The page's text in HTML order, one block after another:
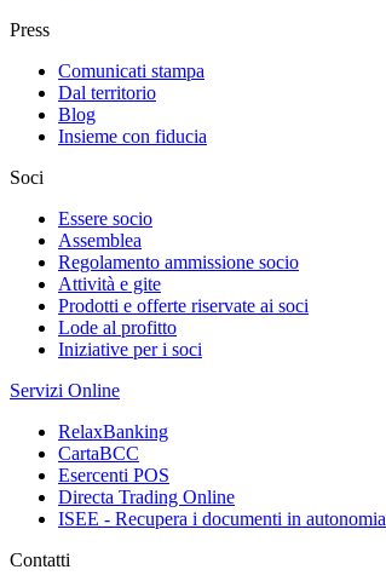
Press
Comunicati stampa
Dal territorio
Blog
Insieme con fiducia
Soci
Essere socio
Assemblea
Regolamento ammissione socio
Attività e gite
Prodotti e offerte riservate ai soci
Lode al profitto
Iniziative per i soci
Servizi Online
RelaxBanking
CartaBCC
Esercenti POS
Directa Trading Online
ISEE - Recupera i documenti in autonomia
Contatti